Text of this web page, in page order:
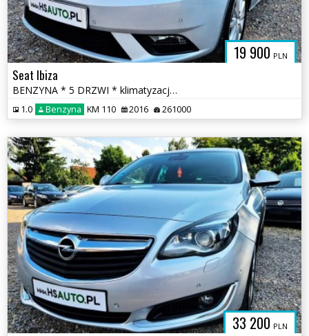
19 900 PLN
Seat Ibiza
BENZYNA * 5 DRZWI * klimatyzacja * 2x PDC * super * okazja * POLECAMY
1.0 Benzyna KM 110 2016 261000
33 200 PLN